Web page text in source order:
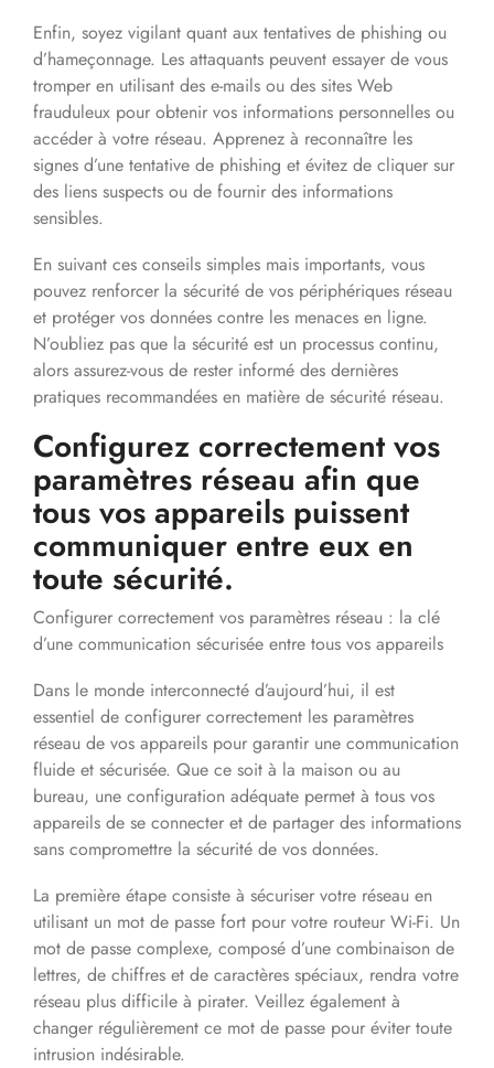
Enfin, soyez vigilant quant aux tentatives de phishing ou
d’hameçonnage. Les attaquants peuvent essayer de vous
tromper en utilisant des e-mails ou des sites Web
frauduleux pour obtenir vos informations personnelles ou
accéder à votre réseau. Apprenez à reconnaître les
signes d’une tentative de phishing et évitez de cliquer sur
des liens suspects ou de fournir des informations
sensibles.
En suivant ces conseils simples mais importants, vous
pouvez renforcer la sécurité de vos périphériques réseau
et protéger vos données contre les menaces en ligne.
N’oubliez pas que la sécurité est un processus continu,
alors assurez-vous de rester informé des dernières
pratiques recommandées en matière de sécurité réseau.
Configurez correctement vos
paramètres réseau afin que
tous vos appareils puissent
communiquer entre eux en
toute sécurité.
Configurer correctement vos paramètres réseau : la clé
d’une communication sécurisée entre tous vos appareils
Dans le monde interconnecté d’aujourd’hui, il est
essentiel de configurer correctement les paramètres
réseau de vos appareils pour garantir une communication
fluide et sécurisée. Que ce soit à la maison ou au
bureau, une configuration adéquate permet à tous vos
appareils de se connecter et de partager des informations
sans compromettre la sécurité de vos données.
La première étape consiste à sécuriser votre réseau en
utilisant un mot de passe fort pour votre routeur Wi-Fi. Un
mot de passe complexe, composé d’une combinaison de
lettres, de chiffres et de caractères spéciaux, rendra votre
réseau plus difficile à pirater. Veillez également à
changer régulièrement ce mot de passe pour éviter toute
intrusion indésirable.